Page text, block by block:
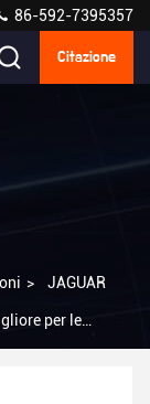
86-592-7395357
Citazione
> JAGUAR
per le